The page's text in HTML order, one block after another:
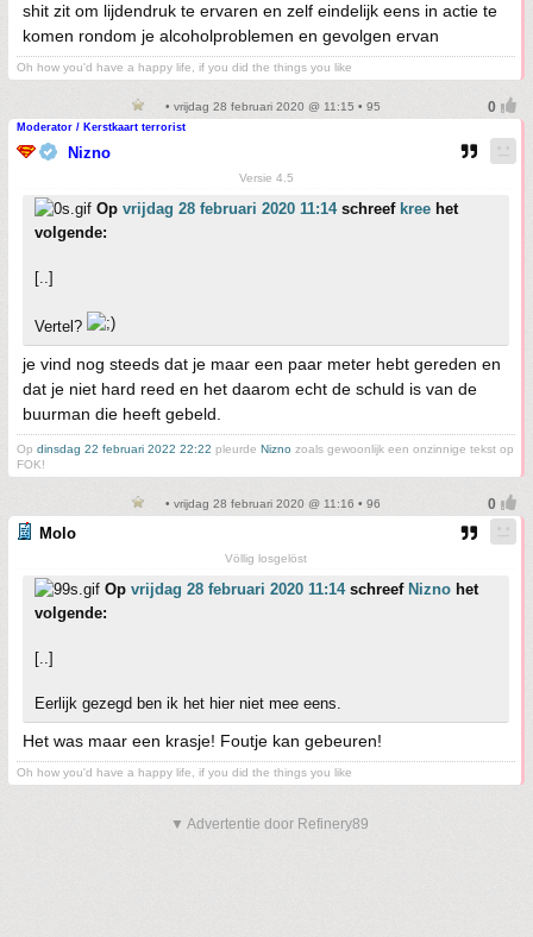
shit zit om lijdendruk te ervaren en zelf eindelijk eens in actie te
komen rondom je alcoholproblemen en gevolgen ervan
Oh how you'd have a happy life, if you did the things you like
• vrijdag 28 februari 2020 @ 11:15 • 95
Moderator / Kerstkaart terrorist
Nizno
Versie 4.5
Op vrijdag 28 februari 2020 11:14schreef kree het
volgende:
[..]
Vertel?
je vind nog steeds dat je maar een paar meter hebt gereden en
dat je niet hard reed en het daarom echt de schuld is van de
buurman die heeft gebeld.
Op dinsdag 22 februari 2022 22:22 pleurde Nizno zoals gewoonlijk een onzinnige tekst op
FOK!
• vrijdag 28 februari 2020 @ 11:16 • 96
Molo
Völlig losgelöst
Op vrijdag 28 februari 2020 11:14schreef Nizno het
volgende:
[..]
Eerlijk gezegd ben ik het hier niet mee eens.
Het was maar een krasje! Foutje kan gebeuren!
Oh how you'd have a happy life, if you did the things you like
▼ Advertentie door Refinery89